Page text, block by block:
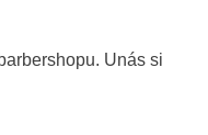
Unás si